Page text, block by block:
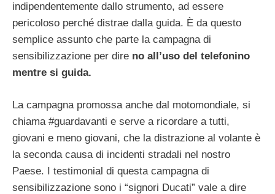
indipendentemente dallo strumento, ad essere
pericoloso perché distrae dalla guida. È da questo
semplice assunto che parte la campagna di
sensibilizzazione per dire no all’uso del telefonino
mentre si guida.
La campagna promossa anche dal motomondiale, si
chiama #guardavanti e serve a ricordare a tutti,
giovani e meno giovani, che la distrazione al volante è
la seconda causa di incidenti stradali nel nostro
Paese. I testimonial di questa campagna di
sensibilizzazione sono i “signori Ducati” vale a dire